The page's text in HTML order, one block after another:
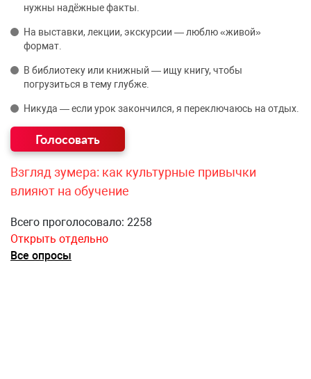
нужны надёжные факты.
На выставки, лекции, экскурсии — люблю «живой»
формат.
В библиотеку или книжный — ищу книгу, чтобы
погрузиться в тему глубже.
Никуда — если урок закончился, я переключаюсь на отдых.
Взгляд зумера: как культурные привычки
влияют на обучение
Всего проголосовало: 2258
Открыть отдельно
Все опросы